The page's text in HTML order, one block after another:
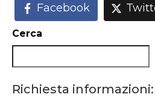
Facebook
Cerca
Richiesta informazioni: